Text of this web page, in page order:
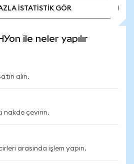
İSTATİSTİK GÖR
ile neler yapılır
alın.
nakde çevirin.
arasında işlem yapın.